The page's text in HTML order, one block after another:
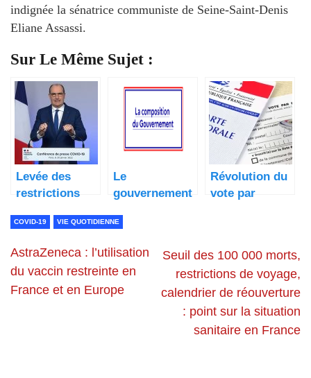
indignée la sénatrice communiste de Seine-Saint-Denis
Eliane Assassi.
Sur Le Même Sujet :
Levée des
restrictions
annonces du
Le
gouvernement
connu
Révolution du
vote par
sécurité
COVID-19 VIE QUOTIDIENNE
AstraZeneca : l’utilisation
du vaccin restreinte en
France et en Europe
Seuil des 100 000 morts,
restrictions de voyage,
calendrier de réouverture
: point sur la situation
sanitaire en France